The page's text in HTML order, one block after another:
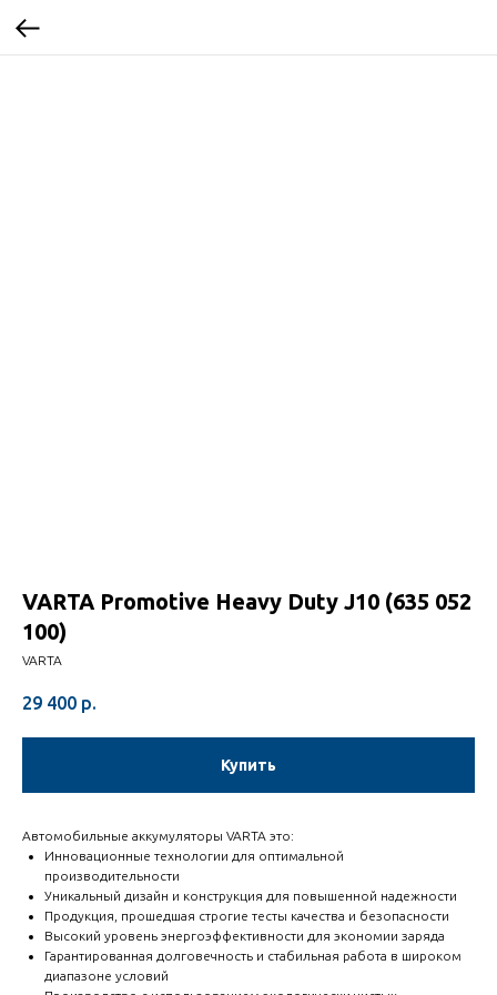
VARTA Promotive Heavy Duty J10 (635 052
100)
VARTA
29 400 р.
Купить
Автомобильные аккумуляторы VARTA это:
Инновационные технологии для оптимальной
производительности
Уникальный дизайн и конструкция для повышенной надежности
Продукция, прошедшая строгие тесты качества и безопасности
Высокий уровень энергоэффективности для экономии заряда
Гарантированная долговечность и стабильная работа в широком
диапазоне условий